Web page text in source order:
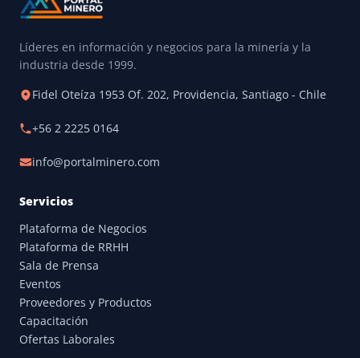
Líderes en información y negocios para la minería y la
industria desde 1999.
Fidel Oteíza 1953 Of. 202, Providencia, Santiago - Chile
+56 2 2225 0164
info@portalminero.com
Servicios
Plataforma de Negocios
Plataforma de RRHH
Sala de Prensa
Eventos
Proveedores y Productos
Capacitación
Ofertas Laborales